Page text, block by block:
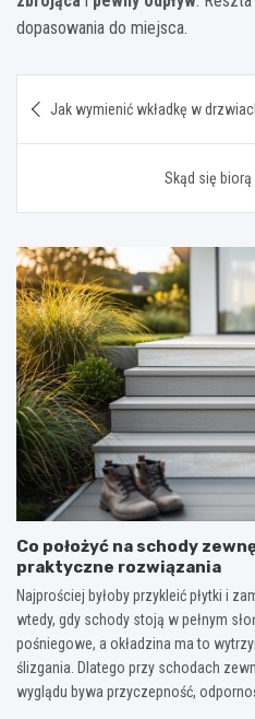
dopasowania do miejsca.
wpisu
Jak wymienić wkładkę w
Skąd się
Co położyć na schody
praktyczne rozwiązania
Najprościej byłoby przykleić płytki i
wtedy, gdy schody stoją w pełnym
pośniegowe, a okładzina ma to
ślizgania. Dlatego przy schodach
wyglądu bywa przyczepność,